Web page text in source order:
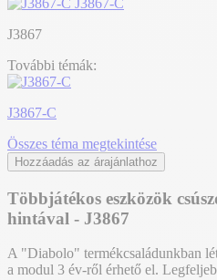
J3867-C
J3867
További témák:
J3867-C
Összes téma megtekintése
Hozzáadás az árajánlathoz
Többjátékos eszközök
hintával - J3867
A "Diabolo" termékcsaládunkban
a modul 3 év-ről érhető el.